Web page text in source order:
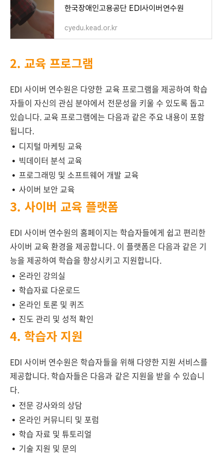
한국장애인고용공단 EDI사이버연수원
cyedu.kead.or.kr
2. 교육 프로그램
EDI 사이버 연수원은 다양한 교육 프로그램을 제공하여 학습
자들이 자신의 관심 분야에서 전문성을 키울 수 있도록 돕고
있습니다. 교육 프로그램에는 다음과 같은 주요 내용이 포함
됩니다.
디지털 마케팅 교육
빅데이터 분석 교육
프로그래밍 및 소프트웨어 개발 교육
사이버 보안 교육
3. 사이버 교육 플랫폼
EDI 사이버 연수원의 홈페이지는 학습자들에게 쉽고 편리한
사이버 교육 환경을 제공합니다. 이 플랫폼은 다음과 같은 기
능을 제공하여 학습을 향상시키고 지원합니다.
온라인 강의실
학습자료 다운로드
온라인 토론 및 퀴즈
진도 관리 및 성적 확인
4. 학습자 지원
EDI 사이버 연수원은 학습자들을 위해 다양한 지원 서비스를
제공합니다. 학습자들은 다음과 같은 지원을 받을 수 있습니
다.
전문 강사와의 상담
온라인 커뮤니티 및 포럼
학습 자료 및 튜토리얼
기술 지원 및 문의